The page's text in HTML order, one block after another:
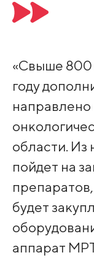
«Свыше 800
году
направлено
области.
пойдет на
будет
аппарат